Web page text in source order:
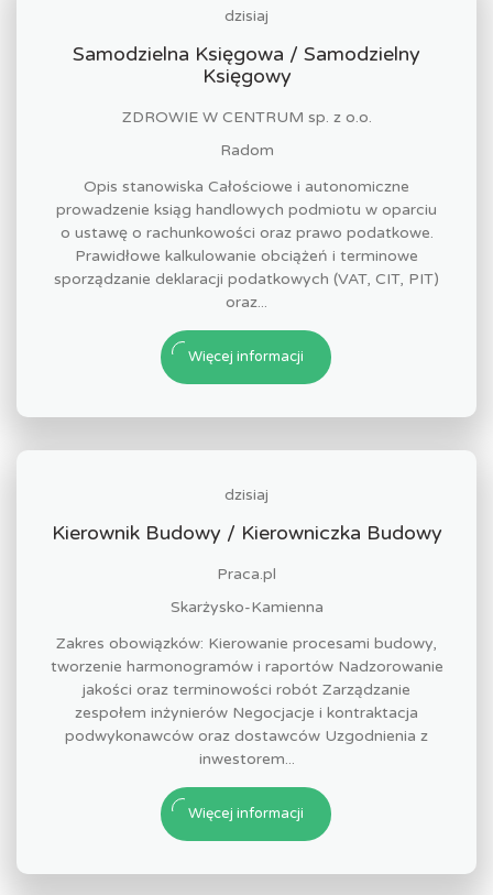
dzisiaj
Samodzielna Księgowa / Samodzielny
Księgowy
ZDROWIE W CENTRUM sp. z o.o.
Radom
Opis stanowiska Całościowe i autonomiczne
prowadzenie ksiąg handlowych podmiotu w oparciu
o ustawę o rachunkowości oraz prawo podatkowe.
Prawidłowe kalkulowanie obciążeń i terminowe
sporządzanie deklaracji podatkowych (VAT, CIT, PIT)
oraz...
Więcej informacji
dzisiaj
Kierownik Budowy / Kierowniczka Budowy
Praca.pl
Skarżysko-Kamienna
Zakres obowiązków: Kierowanie procesami budowy,
tworzenie harmonogramów i raportów Nadzorowanie
jakości oraz terminowości robót Zarządzanie
zespołem inżynierów Negocjacje i kontraktacja
podwykonawców oraz dostawców Uzgodnienia z
inwestorem...
Więcej informacji